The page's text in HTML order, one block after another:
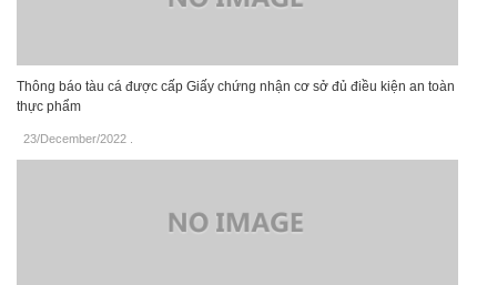
Thông báo tàu cá được cấp Giấy chứng nhận cơ sở đủ điều kiện an toàn
thực phẩm
23/December/2022